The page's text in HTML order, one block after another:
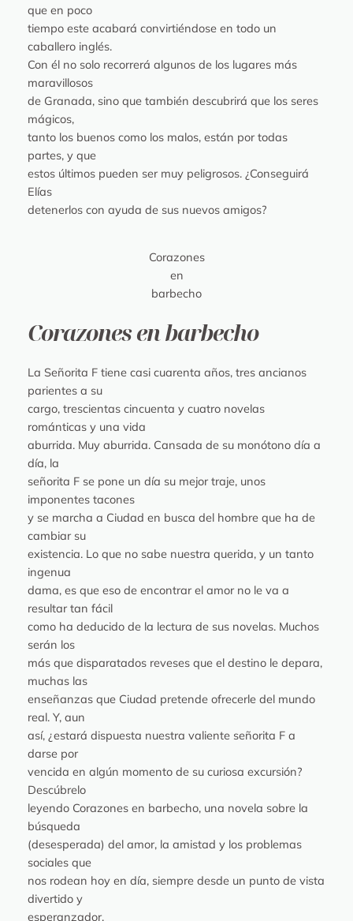
que en poco
tiempo este acabará convirtiéndose en todo un
caballero inglés.
Con él no solo recorrerá algunos de los lugares más
maravillosos
de Granada, sino que también descubrirá que los seres
mágicos,
tanto los buenos como los malos, están por todas
partes, y que
estos últimos pueden ser muy peligrosos. ¿Conseguirá
Elías
detenerlos con ayuda de sus nuevos amigos?
Corazones
en
barbecho
Corazones en barbecho
La Señorita F tiene casi cuarenta años, tres ancianos
parientes a su
cargo, trescientas cincuenta y cuatro novelas
románticas y una vida
aburrida. Muy aburrida. Cansada de su monótono día a
día, la
señorita F se pone un día su mejor traje, unos
imponentes tacones
y se marcha a Ciudad en busca del hombre que ha de
cambiar su
existencia. Lo que no sabe nuestra querida, y un tanto
ingenua
dama, es que eso de encontrar el amor no le va a
resultar tan fácil
como ha deducido de la lectura de sus novelas. Muchos
serán los
más que disparatados reveses que el destino le depara,
muchas las
enseñanzas que Ciudad pretende ofrecerle del mundo
real. Y, aun
así, ¿estará dispuesta nuestra valiente señorita F a
darse por
vencida en algún momento de su curiosa excursión?
Descúbrelo
leyendo Corazones en barbecho, una novela sobre la
búsqueda
(desesperada) del amor, la amistad y los problemas
sociales que
nos rodean hoy en día, siempre desde un punto de vista
divertido y
esperanzador.